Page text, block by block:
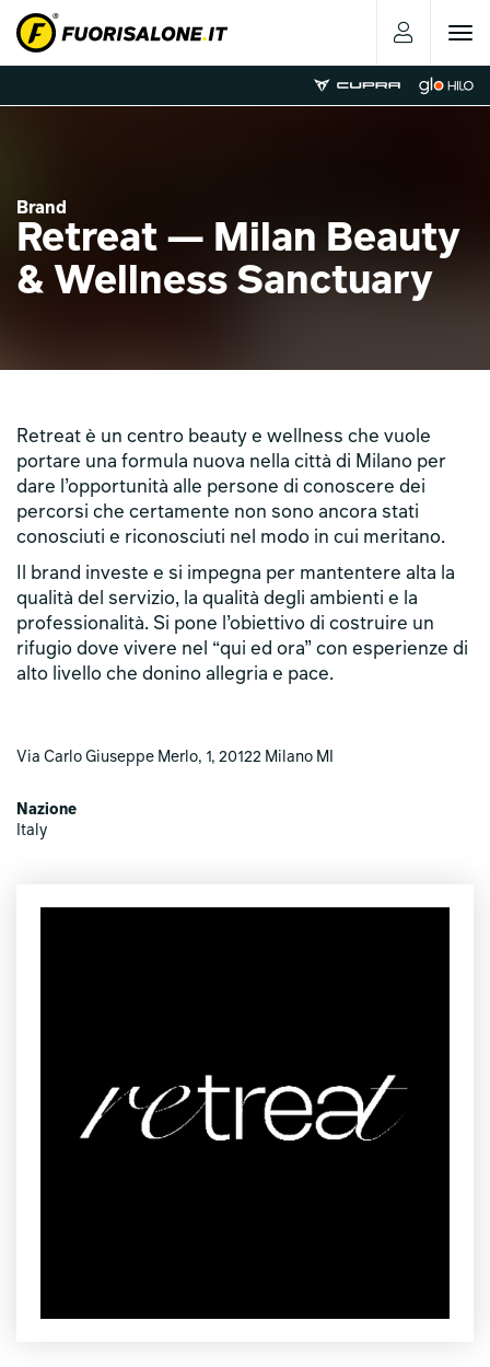
Toggle
Brand
Retreat — Milan Beauty
& Wellness Sanctuary
Retreat è un centro beauty e wellness che vuole
portare una formula nuova nella città di Milano per
dare l’opportunità alle persone di conoscere dei
percorsi che certamente non sono ancora stati
conosciuti e riconosciuti nel modo in cui meritano.
Il brand investe e si impegna per mantentere alta la
qualità del servizio, la qualità degli ambienti e la
professionalità. Si pone l’obiettivo di costruire un
rifugio dove vivere nel “qui ed ora” con esperienze di
alto livello che donino allegria e pace.
Via Carlo Giuseppe Merlo, 1, 20122 Milano MI
Nazione
Italy